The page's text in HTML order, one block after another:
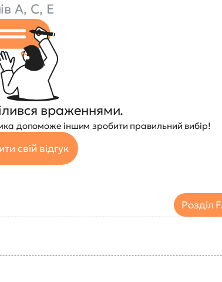
А, С, Е
враженнями.
допоможе іншим зробити правильний вибір!
свій відгук
Розділ